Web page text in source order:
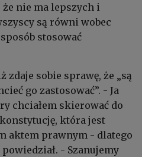
nie ma lepszych i
są równi wobec
stosować
zdaje sobie sprawę, że „są
go zastosować”. - Ja
chciałem skierować do
która jest
aktem prawnym - dlatego
- Szanujemy